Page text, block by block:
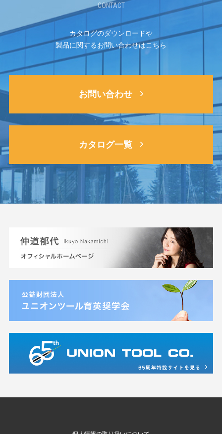
CONTACT
カタログのダウンロードや
製品に関するお問い合わせはこちら
お問い合わせ
カタログ一覧